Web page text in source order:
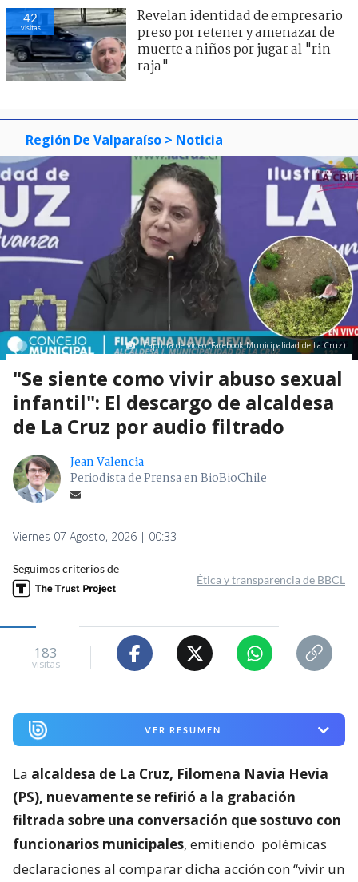
42
visitas
Revelan identidad de empresario
preso por retener y amenazar de
muerte a niños por jugar al "rin
raja"
Región De Valparaíso > Noticia
Captura de video (Facebook Municipalidad de La Cruz)
"Se siente como vivir abuso sexual
infantil": El descargo de alcaldesa
de La Cruz por audio filtrado
Jean Valencia
Periodista de Prensa en BioBioChile
Viernes 07 Agosto, 2026 | 00:33
Seguimos criterios de
Ética y transparencia de BBCL
183
visitas
VER RESUMEN
La alcaldesa de La Cruz, Filomena Navia Hevia
(PS), nuevamente se refirió a la grabación
filtrada sobre una conversación que sostuvo con
funcionarios municipales, emitiendo polémicas
declaraciones al comparar dicha acción con “vivir un